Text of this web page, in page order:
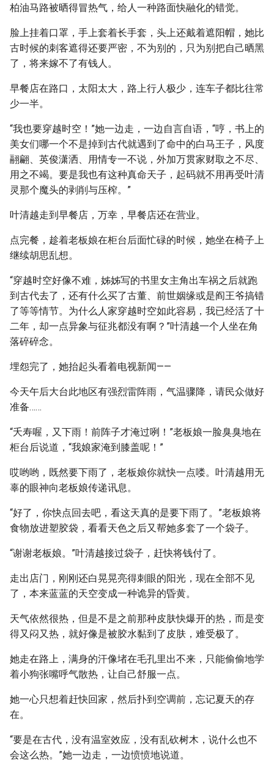
柏油马路被晒得冒热气，给人一种路面快融化的错觉。
脸上挂着口罩，手上套着长手套，头上还戴着遮阳帽，她比
古时候的刺客遮得还要严密，不为别的，只为别把自己晒黑
了，将来嫁不了有钱人。
早餐店在路口，太阳太大，路上行人极少，连车子都比往常
少一半。
“我也要穿越时空！”她一边走，一边自言自语，“哼，书上的
美女们哪一个不是掉到古代就遇到了命中的白马王子，风度
翮翩、英俊潇洒、用情专一不说，外加万贯家财取之不尽、
用之不竭。要是我也有这种真命天子，起码就不用再受叶清
灵那个魔头的剥削与压榨。”
叶清越走到早餐店，万幸，早餐店还在营业。
点完餐，趁着老板娘在柜台后面忙碌的时候，她坐在椅子上
继续胡思乱想。
“穿越时空好像不难，姊姊写的书里女主角出车祸之后就跑
到古代去了，还有什么买了古董、前世姻缘或是阎王爷搞错
了等等情节。为什么人家穿越时空如此容易，我已经活了十
二年，却一点异象与征兆都没有啊？”叶清越一个人坐在角
落碎碎念。
埋怨完了，她抬起头看着电视新闻——
今天午后大台此地区有强烈雷阵雨，气温骤降，请民众做好
准备……
“夭寿喔，又下雨！前阵子才淹过咧！”老板娘一脸臭臭地在
柜台后说道，“我娘家淹到膝盖呢！”
哎哟哟，既然要下雨了，老板娘你就快一点喽。叶清越用无
辜的眼神向老板娘传递讯息。
“好了，你快点回去吧，看这天真的是要下雨了。”老板娘将
食物放进塑胶袋，看看天色之后又帮她多套了一个袋子。
“谢谢老板娘。”叶清越接过袋子，赶快将钱付了。
走出店门，刚刚还白晃晃亮得刺眼的阳光，现在全部不见
了，本来蓝蓝的天空变成一种诡异的昏黄。
天气依然很热，但是不是之前那种皮肤快爆开的热，而是变
得又闷又热，就好像是被胶水黏到了皮肤，难受极了。
她走在路上，满身的汗像堵在毛孔里出不来，只能偷偷地学
着小狗张嘴呼气散热，让自己舒服一点。
她一心只想着赶快回家，然后扑到空调前，忘记夏天的存
在。
“要是在古代，没有温室效应，没有乱砍树木，说什么也不
会这么热。”她一边走，一边愤愤地说道。